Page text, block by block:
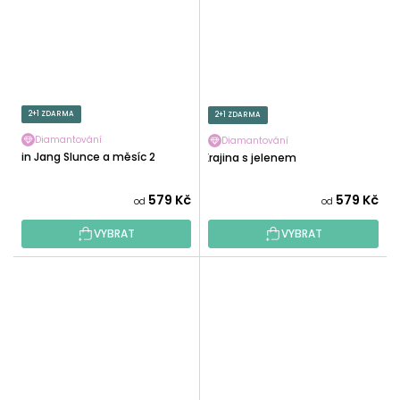
2+1 ZDARMA
Diamantování
Jin Jang Slunce a měsíc 2
od 579 Kč
VYBRAT
2+1 ZDARMA
Diamantování
Krajina s jelenem
od 579 Kč
VYBRAT